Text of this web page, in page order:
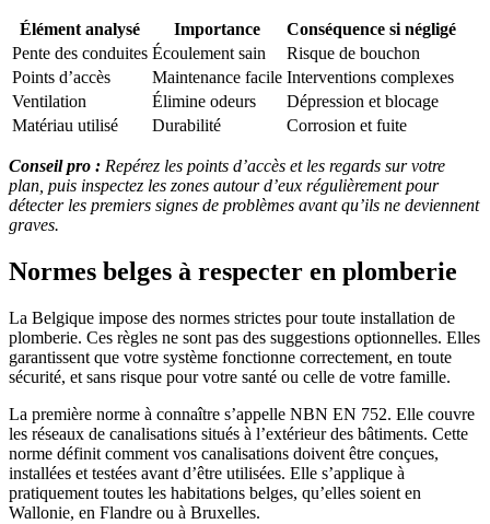
Élément analysé Importance
Conséquence si négligé
Pente des conduites Écoulement sain
Risque de bouchon
Points d’accès
Maintenance facile Interventions complexes
Ventilation
Élimine odeurs
Dépression et blocage
Matériau utilisé
Durabilité Corrosion et fuite
Conseil pro : Repérez les points d’accès et les regards sur votre
plan, puis inspectez les zones autour d’eux régulièrement pour
détecter les premiers signes de problèmes avant qu’ils ne deviennent
graves.
Normes belges à respecter en plomberie
La Belgique impose des normes strictes pour toute installation de
plomberie. Ces règles ne sont pas des suggestions optionnelles. Elles
garantissent que votre système fonctionne correctement, en toute
sécurité, et sans risque pour votre santé ou celle de votre famille.
La première norme à connaître s’appelle NBN EN 752. Elle couvre
les réseaux de canalisations situés à l’extérieur des bâtiments. Cette
norme définit comment vos canalisations doivent être conçues,
installées et testées avant d’être utilisées. Elle s’applique à
pratiquement toutes les habitations belges, qu’elles soient en
Wallonie, en Flandre ou à Bruxelles.